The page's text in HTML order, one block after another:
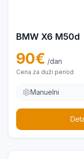
BMW X6 M50d
90€ /dan
Cena za duži period
Manuelni